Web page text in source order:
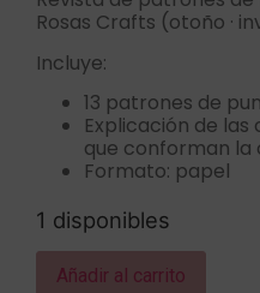
Rosas Crafts (otoño ·
Incluye:
13 patrones de
Explicación de las
que conforman la
Formato: papel
1 disponibles
Añadir al carrito